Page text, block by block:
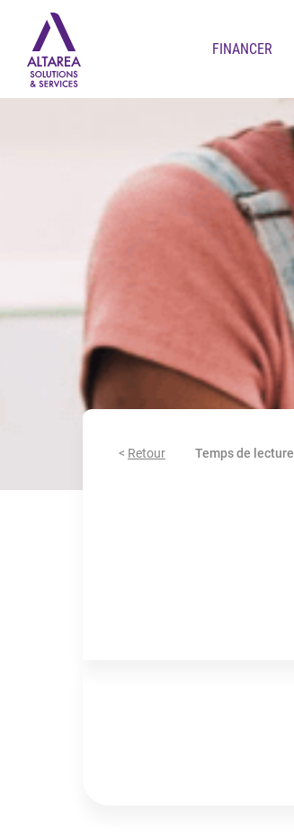
FINANCER
< Retour Temps de lecture